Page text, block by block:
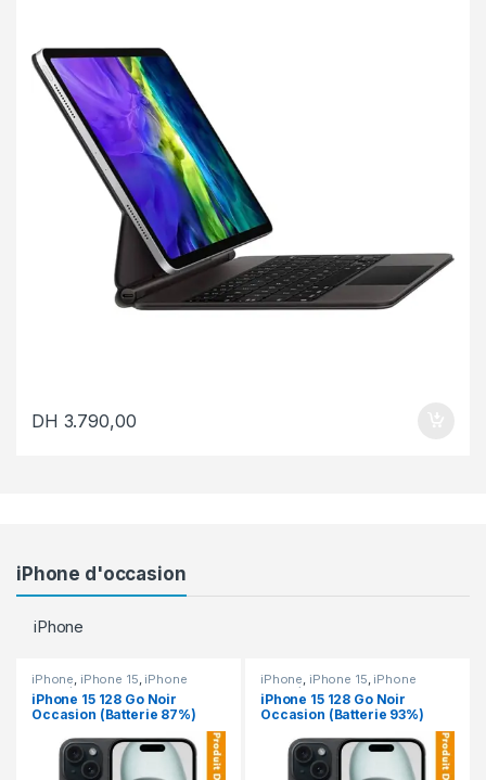
DH 3.790,00
iPhone d'occasion
iPhone
iPhone, iPhone 15, iPhone
occasion
iPhone 15 128 Go Noir
Occasion (Batterie 87%)
iPhone, iPhone 15, iPhone
occasion
iPhone 15 128 Go Noir
Occasion (Batterie 93%)